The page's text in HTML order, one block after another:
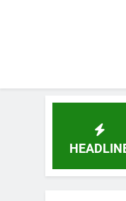
পুরস্কার,
20 Hours Ago